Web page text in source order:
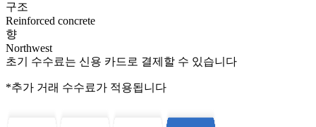
구조
Reinforced concrete
향
Northwest
초기 수수료는 신용 카드로 결제할 수 있습니다
*추가 거래 수수료가 적용됩니다